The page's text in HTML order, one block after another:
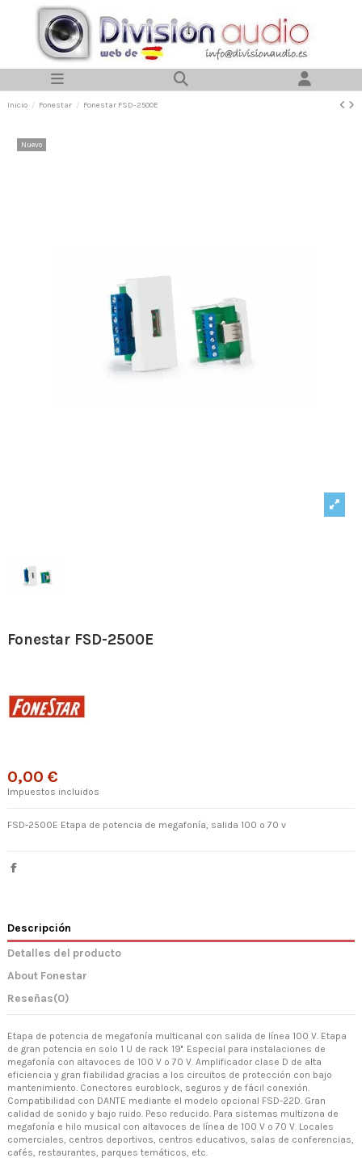
Inicio Fonestar Fonestar FSD-2500E
Nuevo
Fonestar FSD-2500E
0,00 €
Impuestos incluidos
FSD-2500E Etapa de potencia de megafonía, salida 100 o 70 v
Descripción
Detalles del producto
About Fonestar
Reseñas(0)
Etapa de potencia de megafonía multicanal con salida de línea 100 V. Etapa
de gran potencia en solo 1 U de rack 19''. Especial para instalaciones de
megafonía con altavoces de 100 V o 70 V. Amplificador clase D de alta
eficiencia y gran fiabilidad gracias a los circuitos de protección con bajo
mantenimiento. Conectores euroblock, seguros y de fácil conexión.
Compatibilidad con DANTE mediante el modelo opcional FSD-22D. Gran
calidad de sonido y bajo ruido. Peso reducido. Para sistemas multizona de
megafonía e hilo musical con altavoces de línea de 100 V o 70 V. Locales
comerciales, centros deportivos, centros educativos, salas de conferencias,
cafés, restaurantes, parques temáticos, etc.